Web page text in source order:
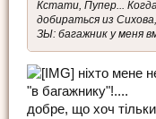
Кстати, Пупер...
добираться из
ЗЫ: багажник у меня
ніхто мене
"в багажнику"!....
добре, що хоч